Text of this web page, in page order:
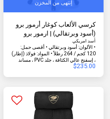
إنتهى من المخزن
كرسي الألعاب كوغار أرمور برو
(أسود وبرتقالي) | ارمور برو
أسد امريكي
• الألوان: أسود وبرتقالي • أقصى حمل:
120 كجم / 264 رطلاً • المواد: فولاذ (إطار)
، إسفنج عالي الكثافة ، جلد PVC ، مساند
للذراعين وعجلات بلاستيكية • الارتفاع
عمق المقعد: 50 سم / 19.69 بوصة
$235.00